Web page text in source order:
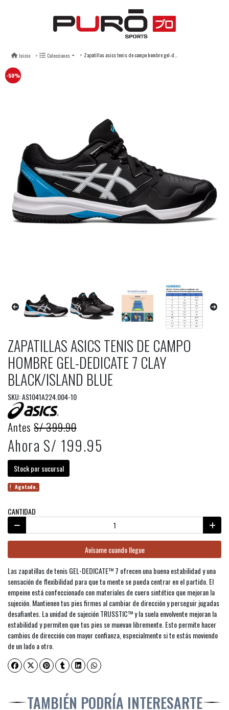
Inicio Colecciones Zapatillas asics tenis de campo hombre gel-dedicate 7 clay black/island blue
-50%
ZAPATILLAS ASICS TENIS DE CAMPO
HOMBRE GEL-DEDICATE 7 CLAY
BLACK/ISLAND BLUE
SKU: AS1041A224.004-10
AntesS/ 399.90
Ahora S/ 199.95
Stock por sucursal
Agotado.
CANTIDAD
Avísame cuando llegue
Las zapatillas de tenis GEL-DEDICATE™ 7 ofrecen una buena estabilidad y una
sensación de flexibilidad para que tu mente se pueda centrar en el partido. El
empeine está confeccionado con materiales de cuero sintético que mejoran la
sujeción. Mantienen tus pies firmes al cambiar de dirección y perseguir jugadas
desafiantes. La unidad de sujeción TRUSSTIC™ y la suela envolvente mejoran la
estabilidad y permiten que tus pies se muevan libremente. Esto permite hacer
cambios de dirección con mayor confianza, especialmente si te estás moviendo
de un lado a otro.
TAMBIÉN PODRÍA INTERESARTE